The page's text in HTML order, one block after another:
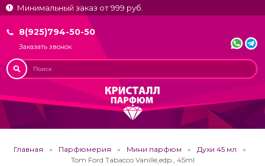
Минимальный заказ от 999 руб.
8(925)794-50-50
Заказать звонок
Главная Парфюмерия Мини парфюм
Духи 45 мл
Tom Ford Tabacco Vanille,edp., 45ml